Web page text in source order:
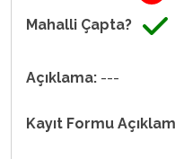
Mahalli Çapta?
Açıklama: ---
Kayıt Formu